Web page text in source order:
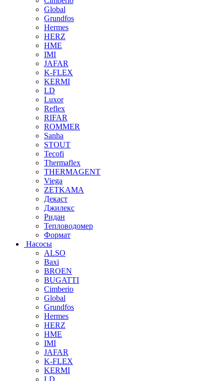
Global
Grundfos
Hermes
HERZ
HME
IMI
JAFAR
K-FLEX
KERMI
LD
Luxor
Reflex
RIFAR
ROMMER
Sanha
STOUT
Tecofi
Thermaflex
THERMAGENT
Viega
ZETKAMA
Декаст
Джилекс
Ридан
Тепловодомер
Формат
Насосы
ALSO
Baxi
BROEN
BUGATTI
Cimberio
Global
Grundfos
Hermes
HERZ
HME
IMI
JAFAR
K-FLEX
KERMI
LD